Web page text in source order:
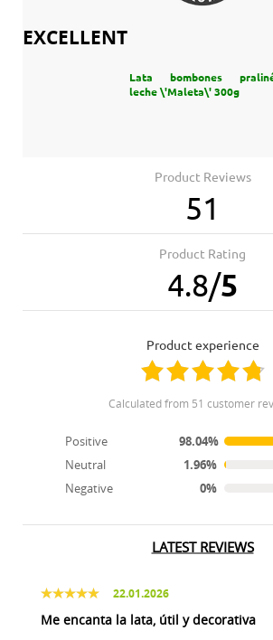
EXCELLENT
Lata bombones
leche \'Maleta\' 300g
Product Reviews
51
Product Rating
4.8/5
product experience
calculated from 51 customer
Positive
98.04%
Neutral
1.96%
Negative
0%
LATEST REVIEWS
22.01.2026
Me encanta la lata, útil y decorativa